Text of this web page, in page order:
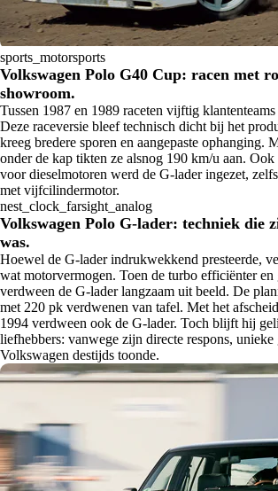
sports_motorsports
Volkswagen Polo G40 Cup: racen met
showroom.
Tussen 1987 en 1989 raceten vijftig
Deze raceversie bleef technisch dicht bij het
kreeg bredere sporen en aangepaste ophanging.
onder de kap tikten ze alsnog 190 km/u aan.
voor dieselmotoren werd de G-lader ingezet,
met vijfcilindermotor.
nest_clock_farsight_analog
Volkswagen Polo G-lader: techniek die
was.
Hoewel de G-lader indrukwekkend presteerde,
wat motorvermogen. Toen de turbo efficiënter en
verdween de G-lader langzaam uit beeld. De
met 220 pk verdwenen van tafel. Met het
1994 verdween ook de G-lader. Toch blijft hij
liefhebbers: vanwege zijn directe respons,
Volkswagen destijds toonde.